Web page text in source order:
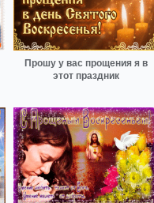
Прошу у вас прощения я в
этот праздник